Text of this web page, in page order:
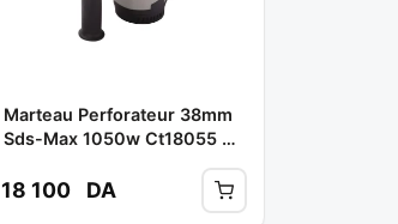
Marteau Perforateur 38mm
Sds-Max 1050w Ct18055 **
18 100 DA